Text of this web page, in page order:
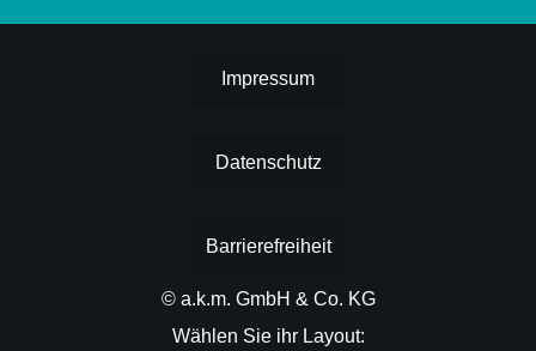
Impressum
Datenschutz
Barrierefreiheit
© a.k.m. GmbH & Co. KG
Wählen Sie ihr Layout: